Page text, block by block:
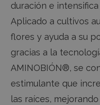
duración e
Aplicado a cultivos
flores y ayuda a su
gracias a la
AMINOBIÓN®, se
estimulante que
las raíces,